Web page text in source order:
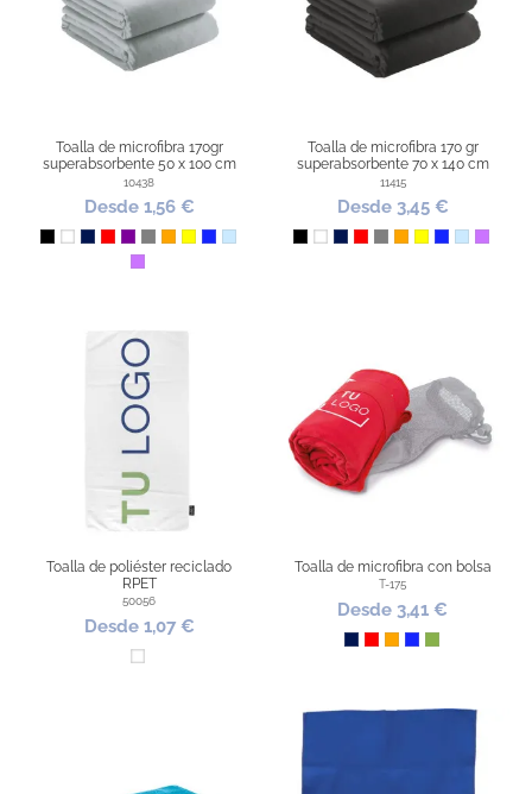
Toalla de microfibra 170gr
superabsorbente 50 x 100 cm
10438
Desde 1,56 €
NegroBlanco
Marino
RojoMorado
GrisNaranja
Amarillo
Azul Royal
Azul Claro
Lila
Toalla de microfibra 170 gr
superabsorbente 70 x 140 cm
11415
Desde 3,45 €
NegroBlanco
Marino
RojoGrisNaranja
Amarillo
Azul Royal
Azul Claro
Lila
Toalla de poliéster reciclado
RPET
50056
Desde 1,07 €
Blanco
Toalla de microfibra con bolsa
T-175
Desde 3,41 €
Marino
RojoNaranja
Azul Royal
Pistacho